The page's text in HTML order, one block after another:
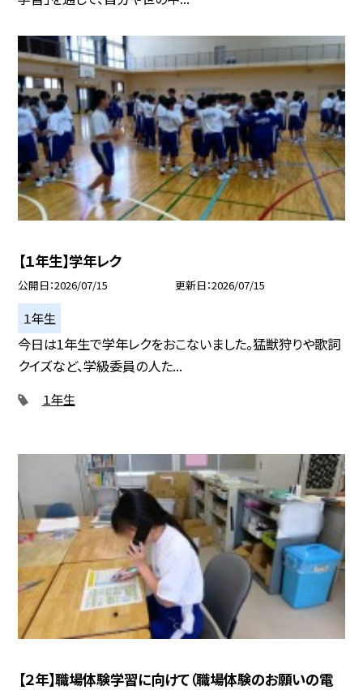
【１年生】学年レク
公開日 2026/07/15 更新日 2026/07/15
１年生
今日は1年生で学年レクをおこないました。猛獣狩りや歌詞
クイズなど、学級委員の人た...
１年生
【２年】職場体験学習に向けて（職場体験のお願いの電